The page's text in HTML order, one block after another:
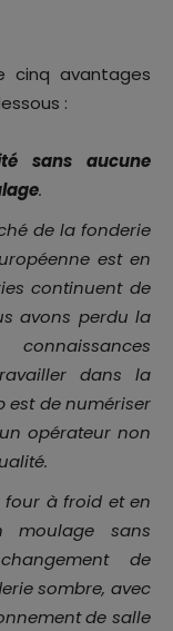
cinq avantages
:
sans aucune
.
de la fonderie
est en
continuent de
avons perdu la
dans la
est de numériser
opérateur non
four à froid et en
moulage sans
de
sombre, avec
de salle